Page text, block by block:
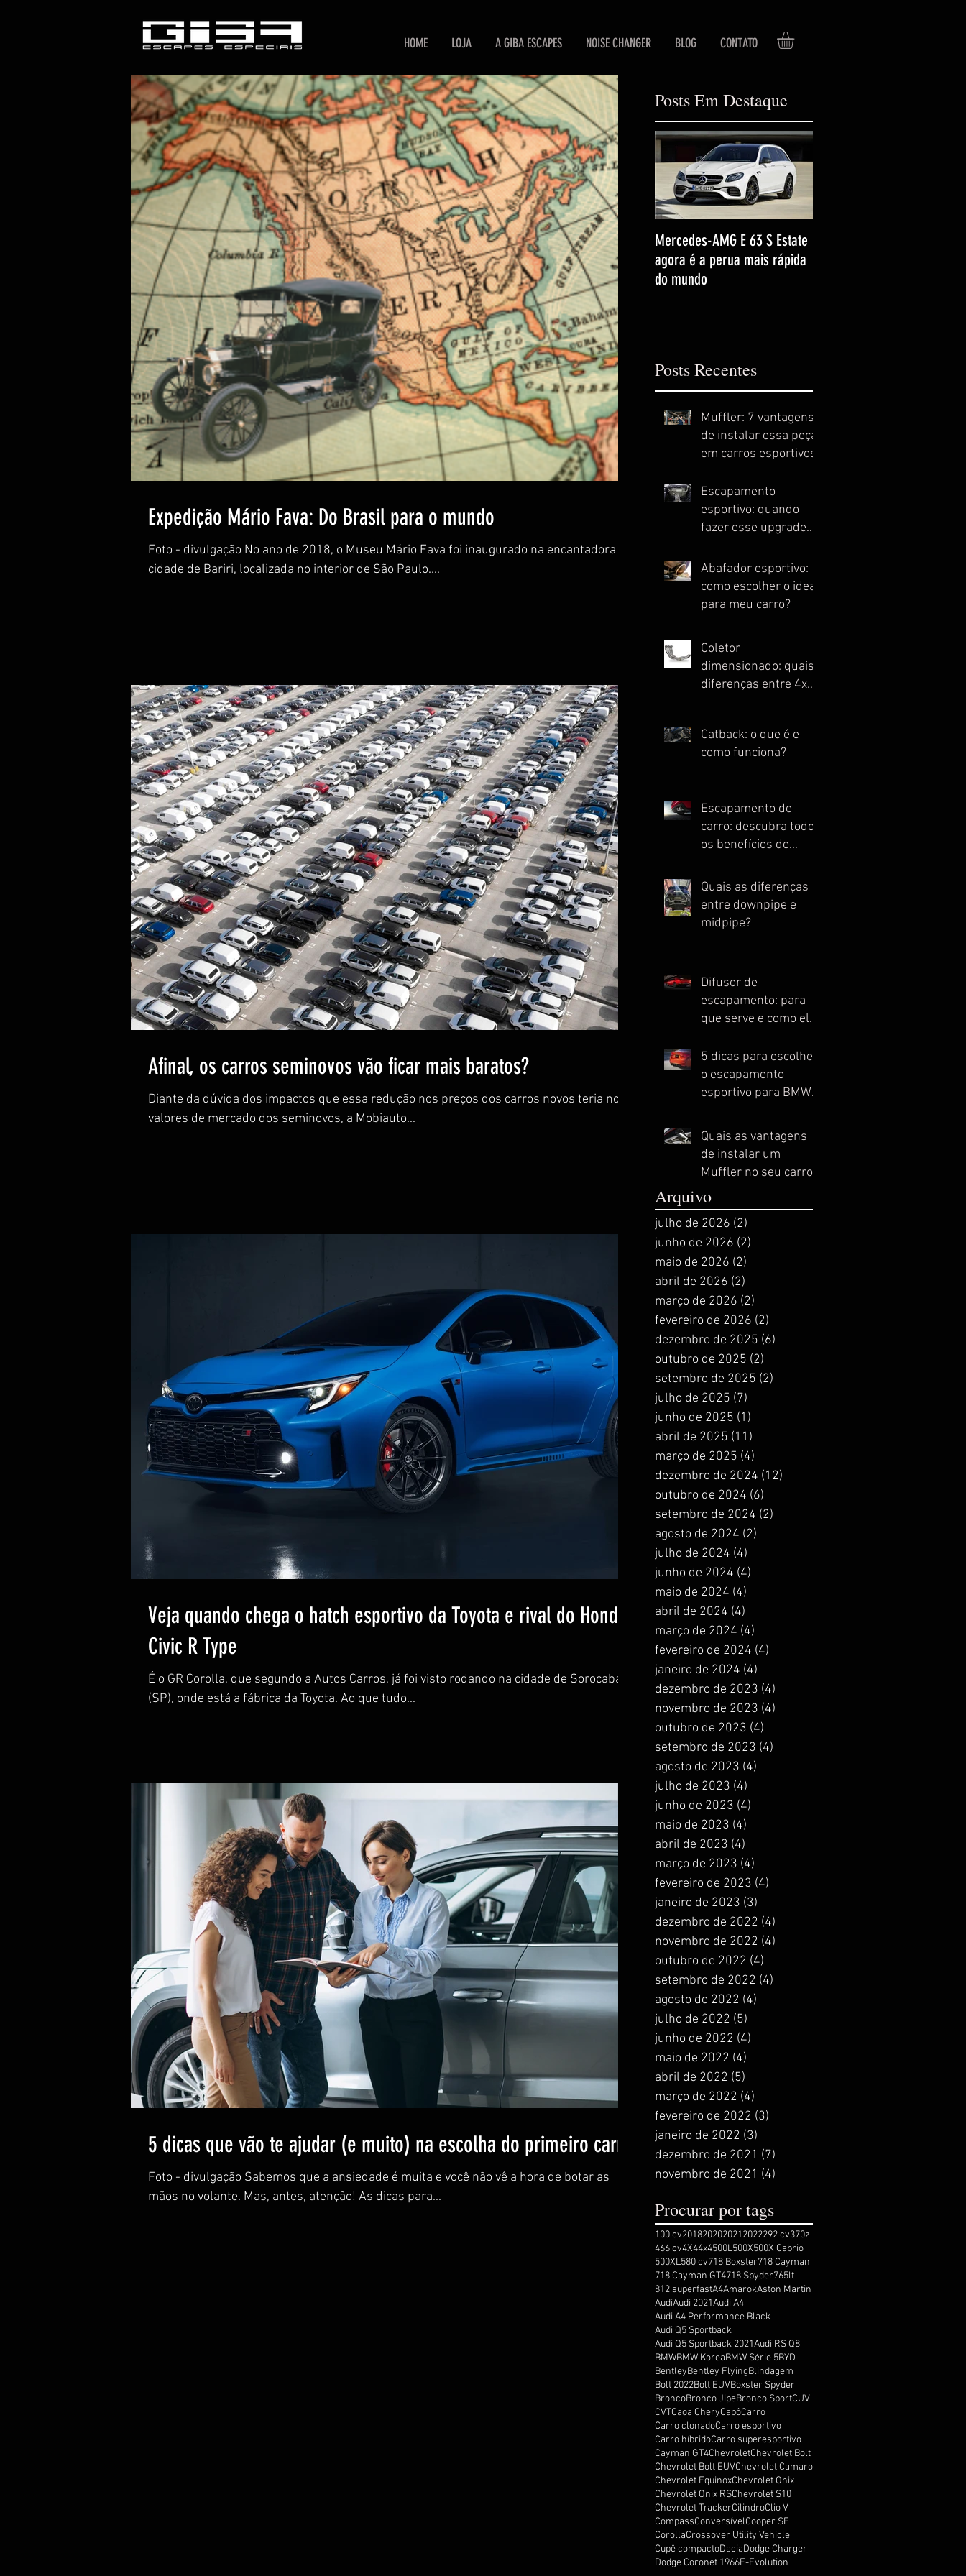
HOME LOJA A GIBA ESCAPES NOISE CHANGER BLOG CONTATO
Expedição Mário Fava: Do Brasil para o mundo
Foto - divulgação No ano de 2018, o Museu Mário Fava foi inaugurado na encantadora
cidade de Bariri, localizada no interior de São Paulo....
Afinal, os carros seminovos vão ficar mais baratos?
Diante da dúvida dos impactos que essa redução nos preços dos carros novos teria nos
valores de mercado dos seminovos, a Mobiauto...
Veja quando chega o hatch esportivo da Toyota e rival do Honda
Civic R Type
É o GR Corolla, que segundo a Autos Carros, já foi visto rodando na cidade de Sorocaba
(SP), onde está a fábrica da Toyota. Ao que tudo...
5 dicas que vão te ajudar (e muito) na escolha do primeiro carro
Foto - divulgação Sabemos que a ansiedade é muita e você não vê a hora de botar as
mãos no volante. Mas, antes, atenção! As dicas para...
Posts Em Destaque
Mercedes-AMG E 63 S Estate
agora é a perua mais rápida
do mundo
Posts Recentes
Muffler: 7 vantagens
de instalar essa peça
em carros esportivos
Escapamento
esportivo: quando
fazer esse upgrade
Abafador esportivo:
como escolher o ideal
para meu carro?
Coletor
dimensionado: quais
diferenças entre 4x1,
Catback: o que é e
como funciona?
Escapamento de
carro: descubra todos
os benefícios de
Quais as diferenças
entre downpipe e
midpipe?
Difusor de
escapamento: para
que serve e como ele
desempenho do seu
automóvel esportivo
5 dicas para escolher
o escapamento
esportivo para BMW
Quais as vantagens
de instalar um
Muffler no seu carro
Arquivo
julho de 2026 (2)
junho de 2026 (2)
maio de 2026 (2)
abril de 2026 (2)
março de 2026 (2)
fevereiro de 2026 (2)
dezembro de 2025 (6)
outubro de 2025 (2)
setembro de 2025 (2)
julho de 2025 (7)
junho de 2025 (1)
abril de 2025 (11)
março de 2025 (4)
dezembro de 2024 (12)
outubro de 2024 (6)
setembro de 2024 (2)
agosto de 2024 (2)
julho de 2024 (4)
junho de 2024 (4)
maio de 2024 (4)
abril de 2024 (4)
março de 2024 (4)
fevereiro de 2024 (4)
janeiro de 2024 (4)
dezembro de 2023 (4)
novembro de 2023 (4)
outubro de 2023 (4)
setembro de 2023 (4)
agosto de 2023 (4)
julho de 2023 (4)
junho de 2023 (4)
maio de 2023 (4)
abril de 2023 (4)
março de 2023 (4)
fevereiro de 2023 (4)
janeiro de 2023 (3)
dezembro de 2022 (4)
novembro de 2022 (4)
outubro de 2022 (4)
setembro de 2022 (4)
agosto de 2022 (4)
julho de 2022 (5)
junho de 2022 (4)
maio de 2022 (4)
abril de 2022 (5)
março de 2022 (4)
fevereiro de 2022 (3)
janeiro de 2022 (3)
dezembro de 2021 (7)
novembro de 2021 (4)
Procurar por tags
100 cv2018202020212022292 cv370z
466 cv4X44x4500L500X500X Cabrio
500XL580 cv718 Boxster718 Cayman
718 Cayman GT4718 Spyder765lt
812 superfastA4AmarokAston Martin
AudiAudi 2021Audi A4
Audi A4 Performance Black
Audi Q5 Sportback
Audi Q5 Sportback 2021Audi RS Q8
BMWBMW KoreaBMW Série 5BYD
BentleyBentley FlyingBlindagem
Bolt 2022Bolt EUVBoxster Spyder
BroncoBronco JipeBronco SportCUV
CVTCaoa CheryCapôCarro
Carro clonadoCarro esportivo
Carro híbridoCarro superesportivo
Cayman GT4ChevroletChevrolet Bolt
Chevrolet Bolt EUVChevrolet Camaro
Chevrolet EquinoxChevrolet Onix
Chevrolet Onix RSChevrolet S10
Chevrolet TrackerCilindroClio V
CompassConversívelCooper SE
CorollaCrossover Utility Vehicle
Cupê compactoDaciaDodge Charger
Dodge Coronet 1966E-Evolution